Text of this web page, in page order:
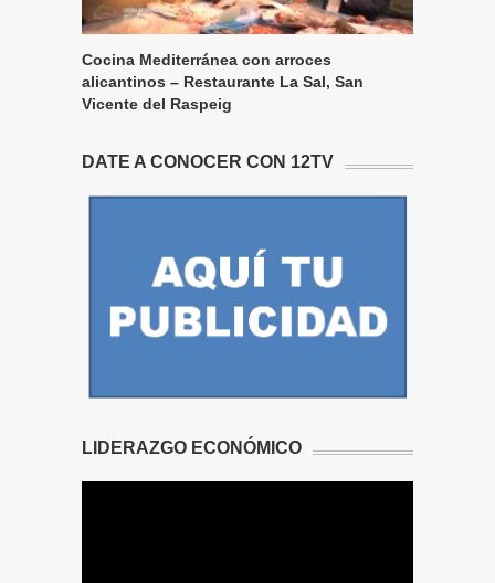
Cocina Mediterránea con arroces
alicantinos – Restaurante La Sal, San
Vicente del Raspeig
DATE A CONOCER CON 12TV
LIDERAZGO ECONÓMICO